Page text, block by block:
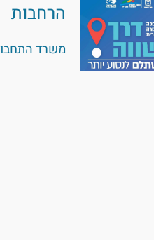
הרחבות
משרד